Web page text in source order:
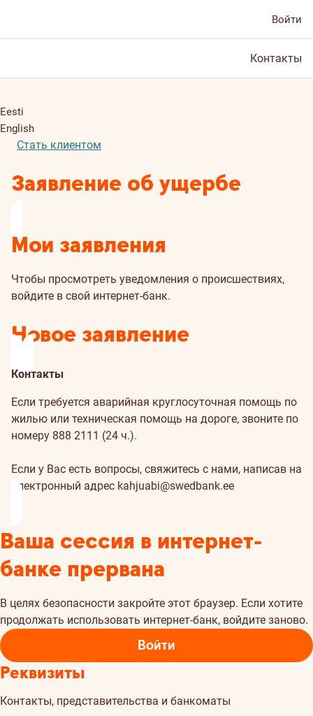
Войти
Контакты
Eesti
English
Стать клиентом
Заявление об ущербе
Мои заявления
Чтобы просмотреть уведомления о происшествиях,
войдите в свой интернет-банк.
Новое заявление
Контакты
Если требуется аварийная круглосуточная помощь по
жилью или техническая помощь на дороге, звоните по
номеру 888 2111 (24 ч.).
Если у Вас есть вопросы, свяжитесь с нами, написав на
электронный адрес kahjuabi@swedbank.ee
Ваша сессия в интернет-
банке прервана
В целях безопасности закройте этот браузер. Если хотите
продолжать использовать интернет-банк, войдите заново.
Войти
Реквизиты
Контакты, представительства и банкоматы